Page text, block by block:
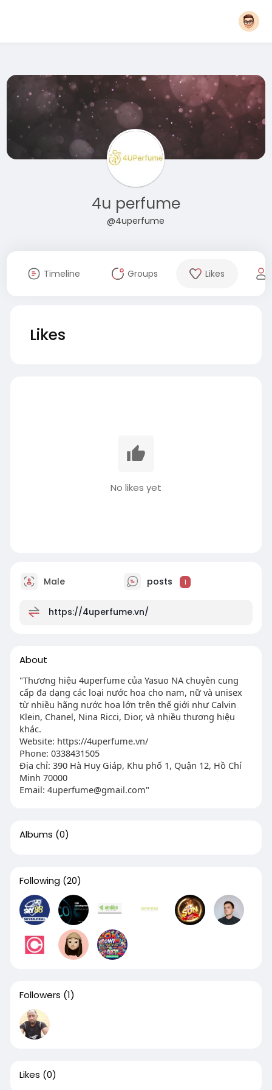
4u perfume
@4uperfume
Timeline Groups Likes
Likes
No likes yet
Male posts 1
https://4uperfume.vn/
About
"Thương hiệu 4uperfume của Yasuo NA chuyên cung
cấp đa dạng các loại nước hoa cho nam, nữ và unisex
từ nhiều hãng nước hoa lớn trên thế giới như Calvin
Klein, Chanel, Nina Ricci, Dior, và nhiều thương hiệu
khác.
Website: https://4uperfume.vn/
Phone: 0338431505
Địa chỉ: 390 Hà Huy Giáp, Khu phố 1, Quận 12, Hồ Chí
Minh 70000
Email: 4uperfume@gmail.com"
Albums (0)
Following (20)
Followers (1)
Likes (0)